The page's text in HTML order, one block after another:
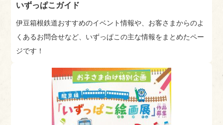
いずっぱこガイド
伊豆箱根鉄道おすすめのイベント情報や、お客さまからのよ
くあるお問合せなど、いずっぱこの主な情報をまとめたペー
ジです！